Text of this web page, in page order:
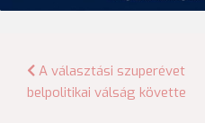
Bejegyzés
navigáció
A választási szuperévet
belpolitikai válság követte